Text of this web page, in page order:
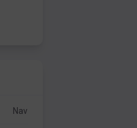
Nav